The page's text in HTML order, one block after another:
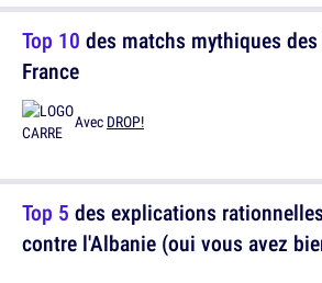
Top 10 des matchs mythiques
France
Avec DROP!
Top 5 des explications
contre l'Albanie (oui vous avez